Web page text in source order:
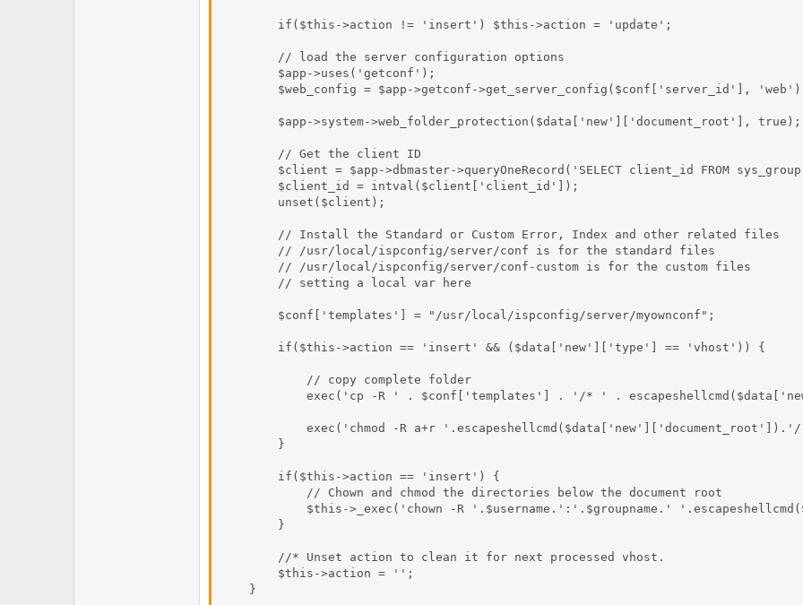
        if($this->action != 'insert') $this->action = 'update';
        // load the server configuration options
        $app->uses('getconf');
$web_config = $app->getconf->get_server_config($conf['server_id'],
        $app->system->web_folder_protection($data['new']['document_root'], true);
        // Get the client ID
$client = $app->dbmaster->queryOneRecord('SELECT client_id FROM
        $client_id = intval($client['client_id']);
        unset($client);
        // Install the Standard or Custom Error, Index and other related files
        // /usr/local/ispconfig/server/conf is for the standard files
        // /usr/local/ispconfig/server/conf-custom is for the custom files
        // setting a local var here
        $conf['templates'] = "/usr/local/ispconfig/server/myownconf";
        if($this->action == 'insert' && ($data['new']['type'] == 'vhost')) {
            // copy complete folder
exec('cp -R ' . $conf['templates'] . '/* ' .
exec('chmod -R a+r '.escapeshellcmd($data['new']['document_root']).'/
        }
        if($this->action == 'insert') {
            // Chown and chmod the directories below the document root
$this->_exec('chown -R '.$username.':'.$groupname.'
        }
        //* Unset action to clean it for next processed vhost.
        $this->action = '';
    }